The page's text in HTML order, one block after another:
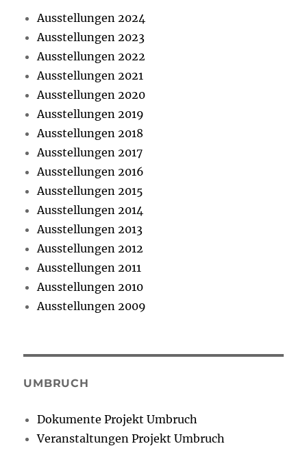
Ausstellungen 2024
Ausstellungen 2023
Ausstellungen 2022
Ausstellungen 2021
Ausstellungen 2020
Ausstellungen 2019
Ausstellungen 2018
Ausstellungen 2017
Ausstellungen 2016
Ausstellungen 2015
Ausstellungen 2014
Ausstellungen 2013
Ausstellungen 2012
Ausstellungen 2011
Ausstellungen 2010
Ausstellungen 2009
UMBRUCH
Dokumente Projekt Umbruch
Veranstaltungen Projekt Umbruch